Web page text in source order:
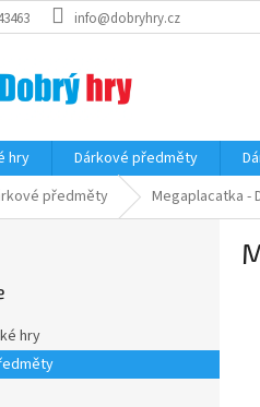
info@dobryhry.cz
hry Dárkové předměty
předměty Megaplacatka -
hry